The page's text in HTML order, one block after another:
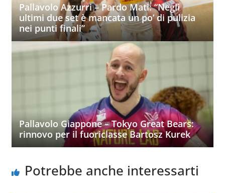
Pallavolo Azzurri – Pardo Mati: “Negli
ultimi due set è mancata un po’ di pulizia
nei punti finali”
Pallavolo Giappone – Tokyo Great Bears:
rinnovo per il fuoriclasse Bartosz Kurek
Potrebbe anche interessarti